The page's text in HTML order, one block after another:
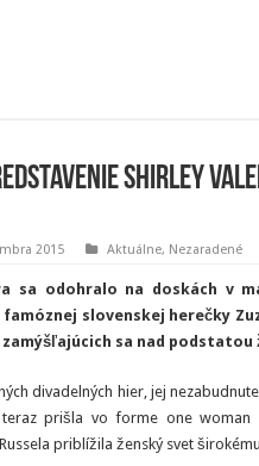
Shirley
2015 Aktuálne, Nezaradené
sa odohralo na doskách v
slovenskej herečky
sa nad podstatou
divadelných hier, jej
prišla vo forme one woman
priblížila ženský svet